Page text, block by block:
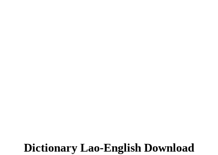
Dictionary Lao-English Download